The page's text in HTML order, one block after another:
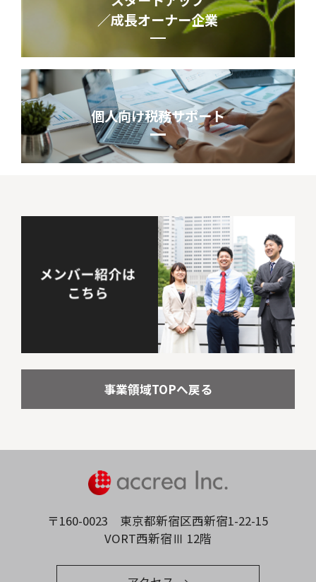
／成長オーナー企業
個人向け税務サポート
事業領域TOPへ戻る
〒160-0023 東京都新宿区西新宿1-22-15
VORT西新宿Ⅲ 12階